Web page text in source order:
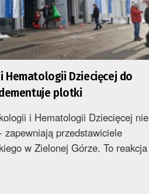
Hematologii Dziecięcej do
plotki
i Hematologii Dziecięcej nie
zapewniają przedstawiciele
w Zielonej Górze. To reakcja